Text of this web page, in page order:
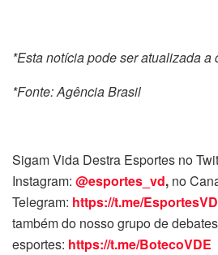
*Esta notícia pode ser atualizada a
*Fonte: Agência Brasil
Sigam Vida Destra Esportes no
Instagram: @esportes_vd, no
Telegram: https://t.me/EsportesVD
também do nosso grupo de
esportes: https://t.me/BotecoVDE